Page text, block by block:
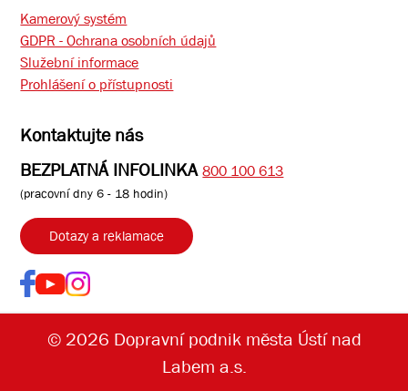
Kamerový systém
GDPR - Ochrana osobních údajů
Služební informace
Prohlášení o přístupnosti
Kontaktujte nás
BEZPLATNÁ INFOLINKA 800 100 613
(pracovní dny 6 - 18 hodin)
Dotazy a reklamace
© 2026 Dopravní podnik města Ústí nad
Labem a.s.